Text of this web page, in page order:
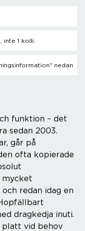
inte 1 kolli.
nedan
funktion – det
sedan 2003.
går på
ofta kopierade
mycket
redan idag en
dragkedja inuti.
vid behov